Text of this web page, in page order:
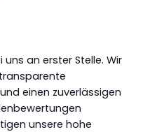
an erster Stelle. Wir
einen zuverlässigen
unsere hohe